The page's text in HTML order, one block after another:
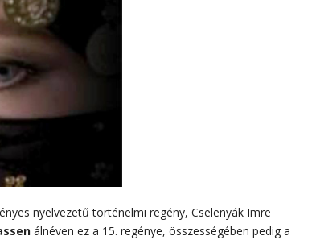
nyelvezetű történelmi regény, Cselenyák Imre
álnéven ez a 15. regénye, összességében pedig a